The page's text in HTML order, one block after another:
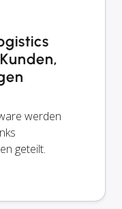
werden
geteilt.